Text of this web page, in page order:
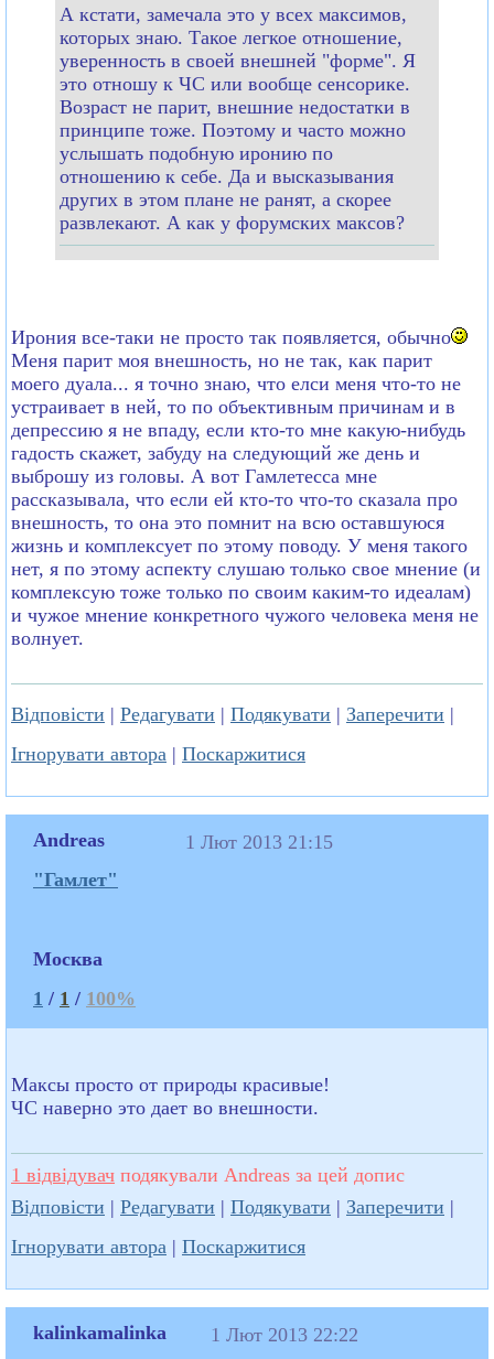
А кстати, замечала это у всех максимов,
которых знаю. Такое легкое отношение,
уверенность в своей внешней "форме". Я
это отношу к ЧС или вообще сенсорике.
Возраст не парит, внешние недостатки в
принципе тоже. Поэтому и часто можно
услышать подобную иронию по
отношению к себе. Да и высказывания
других в этом плане не ранят, а скорее
развлекают. А как у форумских максов?
Ирония все-таки не просто так появляется, обычно
Меня парит моя внешность, но не так, как парит
моего дуала... я точно знаю, что елси меня что-то не
устраивает в ней, то по объективным причинам и в
депрессию я не впаду, если кто-то мне какую-нибудь
гадость скажет, забуду на следующий же день и
выброшу из головы. А вот Гамлетесса мне
рассказывала, что если ей кто-то что-то сказала про
внешность, то она это помнит на всю оставшуюся
жизнь и комплексует по этому поводу. У меня такого
нет, я по этому аспекту слушаю только свое мнение (и
комплексую тоже только по своим каким-то идеалам)
и чужое мнение конкретного чужого человека меня не
волнует.
Відповісти | Редагувати | Подякувати | Заперечити |
Ігнорувати автора | Поскаржитися
Andreas
"Гамлет"
Москва
1 / 1 / 100%
1 Лют 2013 21:15
Максы просто от природы красивые!
ЧС наверно это дает во внешности.
1 відвідувач подякували Andreas за цей допис
Відповісти | Редагувати | Подякувати | Заперечити |
Ігнорувати автора | Поскаржитися
kalinkamalinka 1 Лют 2013 22:22